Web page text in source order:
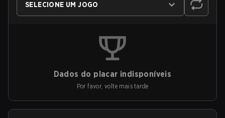
SELECIONE UM JOGO
Dados do placar indisponíveis
Por favor, volte mais tarde